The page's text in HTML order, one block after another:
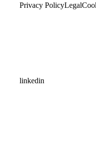
Privacy PolicyLegal
linkedin